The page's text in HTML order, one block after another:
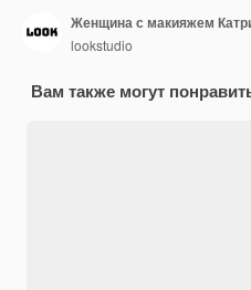
lookstudio
Вам также могут